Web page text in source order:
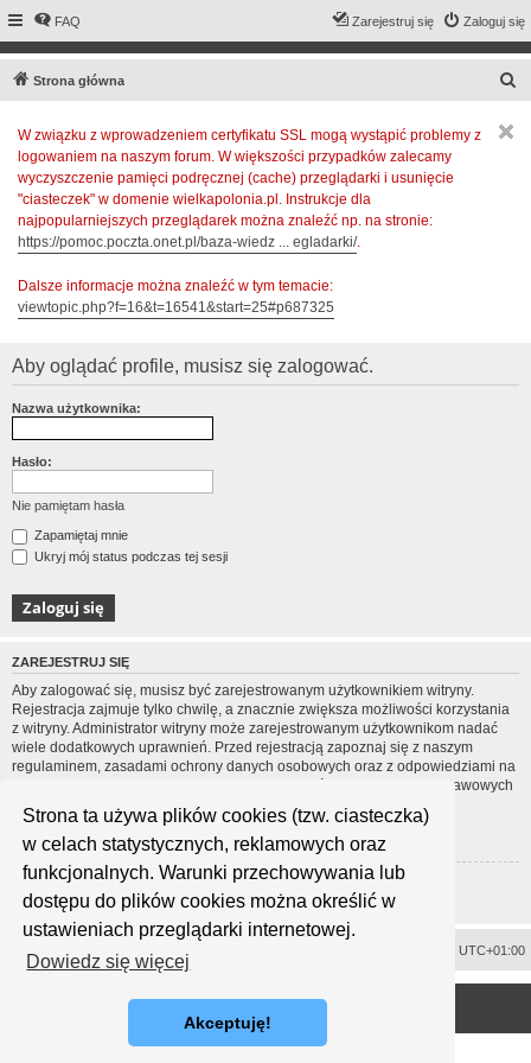
Strona ta używa plików cookies (tzw. ciasteczka)
w celach statystycznych, reklamowych oraz
funkcjonalnych. Warunki przechowywania lub
dostępu do plików cookies można określić w
ustawieniach przeglądarki internetowej.
Dowiedz się więcej
Akceptuję!
FAQ Zaloguj się
Zarejestruj się
Strona główna
W związku z wprowadzeniem certyfikatu SSL mogą wystąpić problemy z
logowaniem na naszym forum. W większości przypadków zalecamy
wyczyszczenie pamięci podręcznej (cache) przeglądarki i usunięcie
"ciasteczek" w domenie wielkapolonia.pl. Instrukcje dla
najpopularniejszych przeglądarek można znaleźć np. na stronie:
https://pomoc.poczta.onet.pl/baza-wiedz ... egladarki/.
Dalsze informacje można znaleźć w tym temacie:
viewtopic.php?f=16&t=16541&start=25#p687325
Aby oglądać profile, musisz się zalogować.
Nazwa użytkownika:
Hasło:
Nie pamiętam hasła
Zapamiętaj mnie
Ukryj mój status podczas tej sesji
ZAREJESTRUJ SIĘ
Aby zalogować się, musisz być zarejestrowanym użytkownikiem witryny.
Rejestracja zajmuje tylko chwilę, a znacznie zwiększa możliwości korzystania
z witryny. Administrator witryny może zarejestrowanym użytkownikom nadać
wiele dodatkowych uprawnień. Przed rejestracją zapoznaj się z naszym
regulaminem, zasadami ochrony danych osobowych oraz z odpowiedziami na
często zadawane pytania (FAQ), gdzie jest wyjaśnionych wiele podstawowych
zagadnień dotyczących funkcjonowania witryny.
Regulamin| Zasady ochrony danych osobowych
Zarejestruj się
UTC+01:00
Technologię dostarczaphpBB® Forum Software © phpBB Limited
Polski pakiet językowy dostarcza phpBB.pl